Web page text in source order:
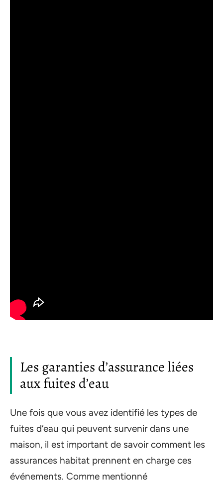
Les garanties d’assurance liées
aux fuites d’eau
Une fois que vous avez identifié les types de
fuites d’eau qui peuvent survenir dans une
maison, il est important de savoir comment les
assurances habitat prennent en charge ces
événements. Comme mentionné